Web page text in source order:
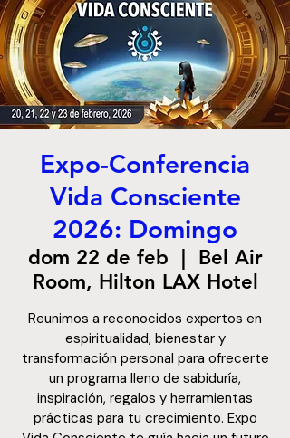
Expo-Conferencia
Vida Consciente
2026: Domingo
dom 22 de feb
Bel Air
Room, Hilton LAX Hotel
Reunimos a reconocidos expertos en
espiritualidad, bienestar y
transformación personal para ofrecerte
un programa lleno de sabiduría,
inspiración, regalos y herramientas
prácticas para tu crecimiento. Expo